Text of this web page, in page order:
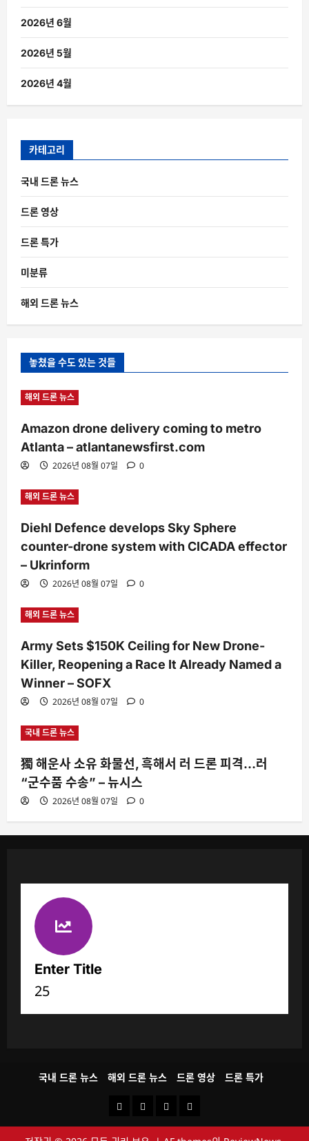
2026년 6월
2026년 5월
2026년 4월
카테고리
국내 드론 뉴스
드론 영상
드론 특가
미분류
해외 드론 뉴스
놓쳤을 수도 있는 것들
해외 드론 뉴스
Amazon drone delivery coming to metro
Atlanta – atlantanewsfirst.com
2026년 08월 07일 0
해외 드론 뉴스
Diehl Defence develops Sky Sphere
counter-drone system with CICADA effector
– Ukrinform
2026년 08월 07일 0
해외 드론 뉴스
Army Sets $150K Ceiling for New Drone-
Killer, Reopening a Race It Already Named a
Winner – SOFX
2026년 08월 07일 0
국내 드론 뉴스
獨 해운사 소유 화물선, 흑해서 러 드론 피격…러
“군수품 수송” – 뉴시스
2026년 08월 07일 0
Enter Title
25
국내 드론 뉴스 해외 드론 뉴스 드론 영상 드론 특가
국
내
해
외
드
론
드
론